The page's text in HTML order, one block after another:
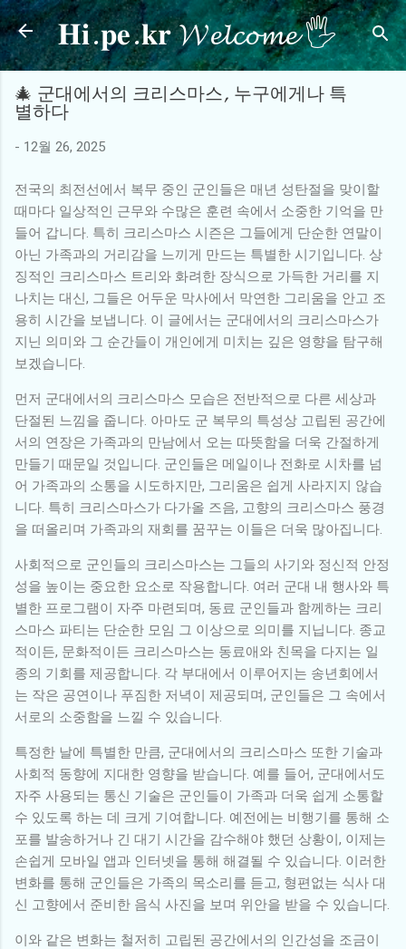
기본 콘텐츠로 건너뛰기
𝐇𝐢.𝐩𝐞.𝐤𝐫 𝓦𝓮𝓵𝓬𝓸𝓶𝓮 🖐
🎄 군대에서의 크리스마스, 누구에게나 특
별하다
- 12월 26, 2025
전국의 최전선에서 복무 중인 군인들은 매년 성탄절을 맞이할
때마다 일상적인 근무와 수많은 훈련 속에서 소중한 기억을 만
들어 갑니다. 특히 크리스마스 시즌은 그들에게 단순한 연말이
아닌 가족과의 거리감을 느끼게 만드는 특별한 시기입니다. 상
징적인 크리스마스 트리와 화려한 장식으로 가득한 거리를 지
나치는 대신, 그들은 어두운 막사에서 막연한 그리움을 안고 조
용히 시간을 보냅니다. 이 글에서는 군대에서의 크리스마스가
지닌 의미와 그 순간들이 개인에게 미치는 깊은 영향을 탐구해
보겠습니다.
먼저 군대에서의 크리스마스 모습은 전반적으로 다른 세상과
단절된 느낌을 줍니다. 아마도 군 복무의 특성상 고립된 공간에
서의 연장은 가족과의 만남에서 오는 따뜻함을 더욱 간절하게
만들기 때문일 것입니다. 군인들은 메일이나 전화로 시차를 넘
어 가족과의 소통을 시도하지만, 그리움은 쉽게 사라지지 않습
니다. 특히 크리스마스가 다가올 즈음, 고향의 크리스마스 풍경
을 떠올리며 가족과의 재회를 꿈꾸는 이들은 더욱 많아집니다.
사회적으로 군인들의 크리스마스는 그들의 사기와 정신적 안정
성을 높이는 중요한 요소로 작용합니다. 여러 군대 내 행사와 특
별한 프로그램이 자주 마련되며, 동료 군인들과 함께하는 크리
스마스 파티는 단순한 모임 그 이상으로 의미를 지닙니다. 종교
적이든, 문화적이든 크리스마스는 동료애와 친목을 다지는 일
종의 기회를 제공합니다. 각 부대에서 이루어지는 송년회에서
는 작은 공연이나 푸짐한 저녁이 제공되며, 군인들은 그 속에서
서로의 소중함을 느낄 수 있습니다.
특정한 날에 특별한 만큼, 군대에서의 크리스마스 또한 기술과
사회적 동향에 지대한 영향을 받습니다. 예를 들어, 군대에서도
자주 사용되는 통신 기술은 군인들이 가족과 더욱 쉽게 소통할
수 있도록 하는 데 크게 기여합니다. 예전에는 비행기를 통해 소
포를 발송하거나 긴 대기 시간을 감수해야 했던 상황이, 이제는
손쉽게 모바일 앱과 인터넷을 통해 해결될 수 있습니다. 이러한
변화를 통해 군인들은 가족의 목소리를 듣고, 형편없는 식사 대
신 고향에서 준비한 음식 사진을 보며 위안을 받을 수 있습니다.
이와 같은 변화는 철저히 고립된 공간에서의 인간성을 조금이